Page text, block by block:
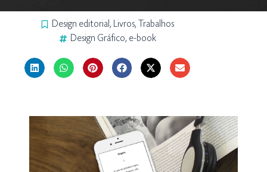
Design editorial , Livros,
Trabalhos
Design Gráfico, e-book